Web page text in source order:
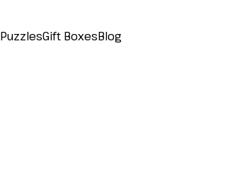
PuzzlesGift BoxesBlog